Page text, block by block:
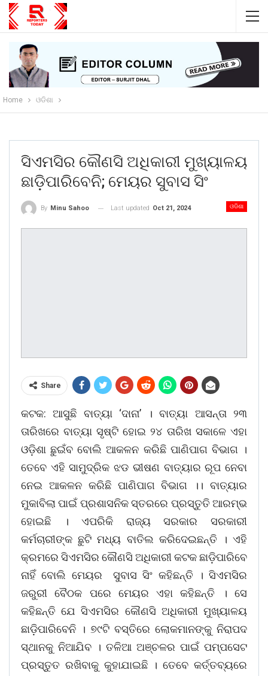
Home ଓଡିଶା
ସିଏମସିର କୌଣସି ଅଧିକାରୀ ମୁଖ୍ୟାଳୟ
ଛାଡ଼ିପାରିବେନି; ମେୟର ସୁବାସ ସିଂ
ଓଡିଶା
By Minu Sahoo Last updated Oct 21, 2024
Share
କଟକ: ଆସୁଛି ବାତ୍ୟା ‘ଦାନା’ । ବାତ୍ୟା ଆସନ୍ତା ୨୩
ତାରିଖରେ ବାତ୍ୟା ସୃଷ୍ଟି ହୋଇ ୨୪ ତାରିଖ ସକାଳେ ଏହା
ଓଡ଼ିଶା ଛୁଇଁବ ବୋଲି ଆକଳନ କରିଛି ପାଣିପାଗ ବିଭାଗ ।
ତେବେ ଏହି ସାମୁଦ୍ରିକ ଝଡ ଭୀଷଣ ବାତ୍ୟାର ରୂପ ନେବା
ନେଇ ଆକଳନ କରିଛି ପାଣିପାଗ ବିଭାଗ ।। ବାତ୍ୟାର
ମୁକାବିଲା ପାଇଁ ପ୍ରଶାସନିକ ସ୍ତରରେ ପ୍ରସ୍ତୁତି ଆରମ୍ଭ
ହୋଇଛି । ଏପରିକି ରାଜ୍ୟ ସରକାର ସରକାରୀ
କର୍ମଚାରୀଙ୍କ ଛୁଟି ମଧ୍ୟ ବାତିଲ କରିଦେଇଛନ୍ତି । ଏହି
କ୍ରମରେ ସିଏମସିର କୌଣସି ଅଧିକାରୀ କଟକ ଛାଡ଼ିପାରିବେ
ନାହିଁ ବୋଲି ମେୟର ସୁବାସ ସିଂ କହିଛନ୍ତି । ସିଏମସିର
ଜରୁରୀ ବୈଠକ ପରେ ମେୟର ଏହା କହିଛନ୍ତି । ସେ
କହିଛନ୍ତି ଯେ ସିଏମସିର କୌଣସି ଅଧିକାରୀ ମୁଖ୍ୟାଳୟ
ଛାଡ଼ିପାରିବେନି । ୭୯ଟି ବସ୍ତିରେ ଲୋକମାନଙ୍କୁ ନିରାପଦ
ସ୍ଥାନକୁ ନିଆଯିବ । ତଳିଆ ଅଞ୍ଚଳର ପାଇଁ ପମ୍ପସେଟ
ପ୍ରସ୍ତୁତ ରଖିବାକୁ କୁହାଯାଇଛି । ତେବେ କର୍ତ୍ତବ୍ୟରେ